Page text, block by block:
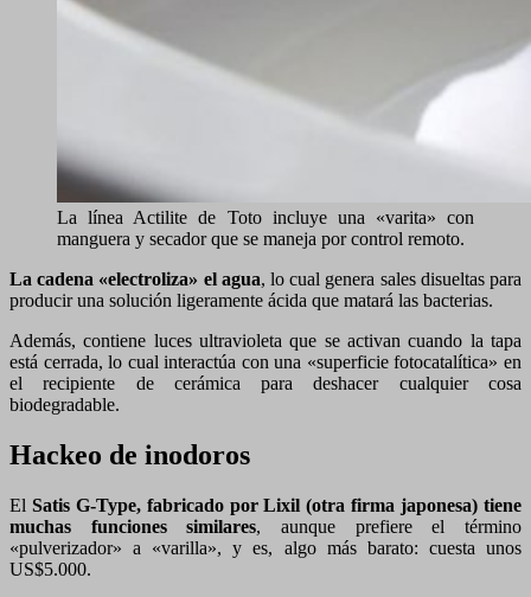
La línea Actilite de Toto incluye una «varita» con
manguera y secador que se maneja por control remoto.
La cadena «electroliza» el agua, lo cual genera sales disueltas para
producir una solución ligeramente ácida que matará las bacterias.
Además, contiene luces ultravioleta que se activan cuando la tapa
está cerrada, lo cual interactúa con una «superficie fotocatalítica» en
el recipiente de cerámica para deshacer cualquier cosa
biodegradable.
Hackeo de inodoros
El Satis G-Type, fabricado por Lixil (otra firma japonesa) tiene
muchas funciones similares, aunque prefiere el término
«pulverizador» a «varilla», y es, algo más barato: cuesta unos
US$5.000.